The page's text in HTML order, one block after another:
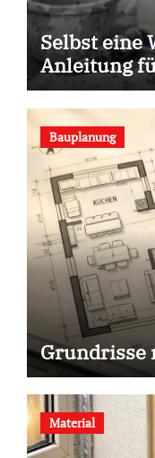
Selbst eine
Anleitung
Bauplanung
Grundrisse
Material